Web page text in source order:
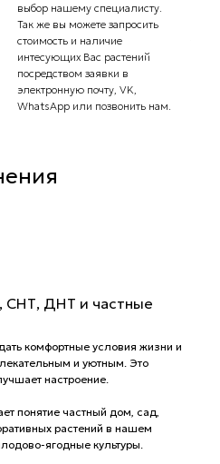
выбор нашему специалисту.
Так же вы можете запросить
стоимость и наличие
интесующих Вас растений
посредством заявки в
электронную почту, VK,
WhatsApp или позвонить нам.
СНТ, ДНТ и частные
комфортные условия жизни и
и уютным. Это
настроение.
понятие частный дом, сад,
растений в нашем
ягодные культуры.